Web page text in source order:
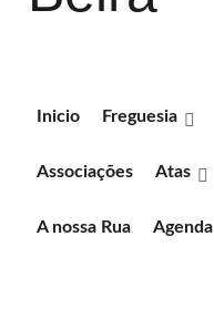
Inicio Freguesia
Associações Atas
A nossa Rua Agenda